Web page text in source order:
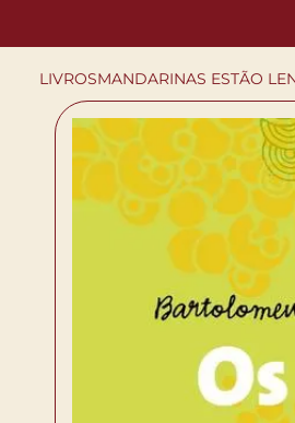
LIVROSMANDARINAS ESTÃO